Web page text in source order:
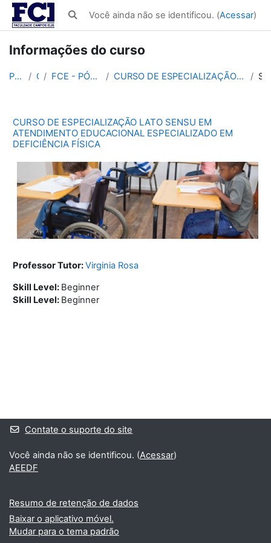
Ir para o conteúdo principal
Alternar entrada de pesquisa
Você ainda não se identificou. (Acessar)
Informações do curso
Página inicial Cursos FCE - PÓS-GRADUAÇÃO EM EDUCAÇÃO - 600h CURSO DE ESPECIALIZAÇÃO LATO SENSU EM ATENDIMENTO EDUCACIONAL ESPECIALIZADO EM DEFICIÊNCIA FÍSICA
CURSO DE ESPECIALIZAÇÃO LATO SENSU EM
ATENDIMENTO EDUCACIONAL ESPECIALIZADO EM
DEFICIÊNCIA FÍSICA
Professor Tutor:Virginia Rosa
Skill Level: Beginner
Skill Level: Beginner
Contate o suporte do site
Você ainda não se identificou. (Acessar)
AEEDF
Resumo de retenção de dados
Baixar o aplicativo móvel.
Mudar para o tema padrão